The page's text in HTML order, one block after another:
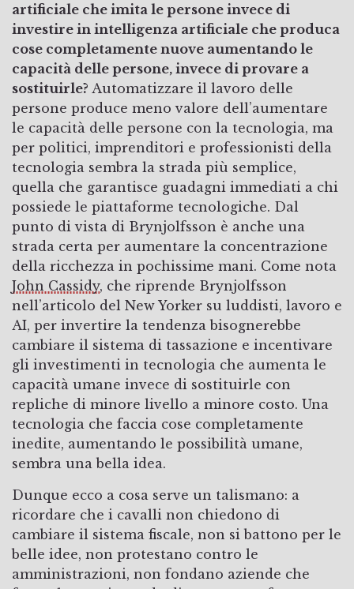
artificiale che imita le persone invece di
investire in intelligenza artificiale che produca
cose completamente nuove aumentando le
capacità delle persone, invece di provare a
sostituirle? Automatizzare il lavoro delle
persone produce meno valore dell’aumentare
le capacità delle persone con la tecnologia, ma
per politici, imprenditori e professionisti della
tecnologia sembra la strada più semplice,
quella che garantisce guadagni immediati a chi
possiede le piattaforme tecnologiche. Dal
punto di vista di Brynjolfsson è anche una
strada certa per aumentare la concentrazione
della ricchezza in pochissime mani. Come nota
John Cassidy, che riprende Brynjolfsson
nell’articolo del New Yorker su luddisti, lavoro e
AI, per invertire la tendenza bisognerebbe
cambiare il sistema di tassazione e incentivare
gli investimenti in tecnologia che aumenta le
capacità umane invece di sostituirle con
repliche di minore livello a minore costo. Una
tecnologia che faccia cose completamente
inedite, aumentando le possibilità umane,
sembra una bella idea.
Dunque ecco a cosa serve un talismano: a
ricordare che i cavalli non chiedono di
cambiare il sistema fiscale, non si battono per le
belle idee, non protestano contro le
amministrazioni, non fondano aziende che